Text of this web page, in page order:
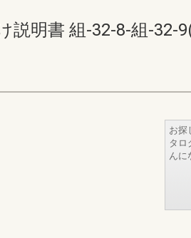
説明書 組-32-8-組-32-
お探
タロ
んに